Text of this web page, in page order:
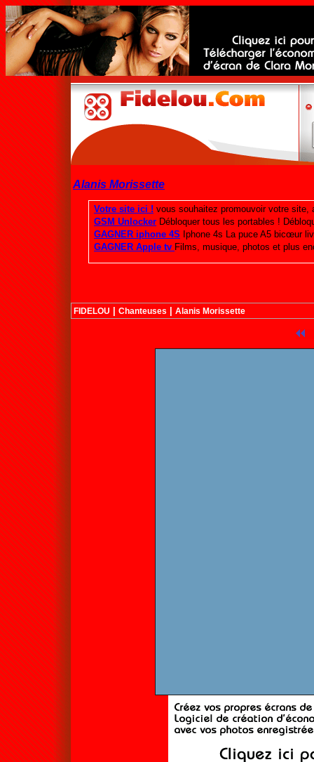
Alanis Morissette
FIDELOU | Chanteuses | Alanis Morissette